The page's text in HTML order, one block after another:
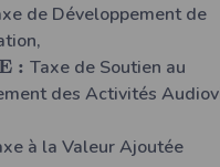
de Développement de
: Taxe de Soutien au
des Activités
à la Valeur Ajoutée